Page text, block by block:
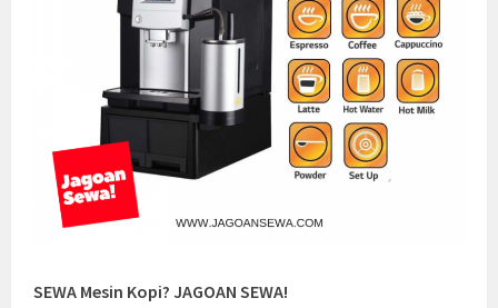
SEWA Mesin Kopi? JAGOAN SEWA!